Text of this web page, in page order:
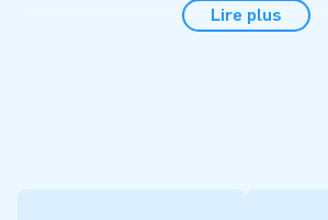
- Dimensions moyenne: pas trop grand, ni
Lire plus